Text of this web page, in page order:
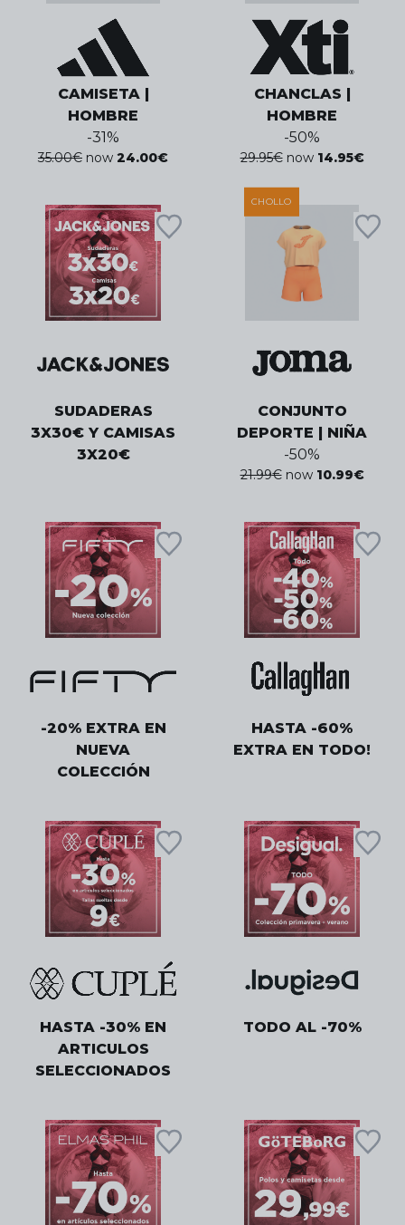
CAMISETA |
HOMBRE
-31%
35.00€ now 24.00€
CHANCLAS |
HOMBRE
-50%
29.95€ now 14.95€
SUDADERAS
3X30€ Y CAMISAS
3X20€
CHOLLO
CONJUNTO
DEPORTE | NIÑA
-50%
21.99€ now 10.99€
-20% EXTRA EN
NUEVA
COLECCIÓN
HASTA -60%
EXTRA EN TODO!
HASTA -30% EN
ARTICULOS
SELECCIONADOS
TODO AL -70%